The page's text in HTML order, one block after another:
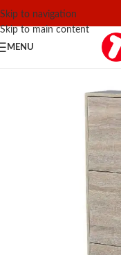
Skip to navigation
Skip to main content
MENU